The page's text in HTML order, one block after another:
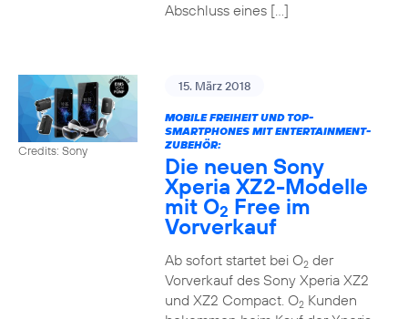
Abschluss eines […]
Credits: Sony
15. März 2018
MOBILE FREIHEIT UND TOP-
SMARTPHONES MIT ENTERTAINMENT-
ZUBEHÖR:
Die neuen Sony
Xperia XZ2-Modelle
mit O2 Free im
Vorverkauf
Ab sofort startet bei O2der
Vorverkauf des Sony Xperia XZ2
und XZ2 Compact. O2Kunden